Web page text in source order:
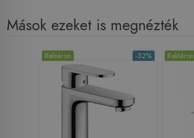
Mások ezeket is megnézték
-32%
Raktáron Raktáron